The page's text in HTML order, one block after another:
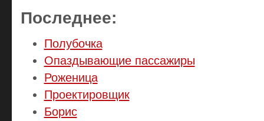
Последнее:
Полубочка
Опаздывающие пассажиры
Роженица
Проектировщик
Борис